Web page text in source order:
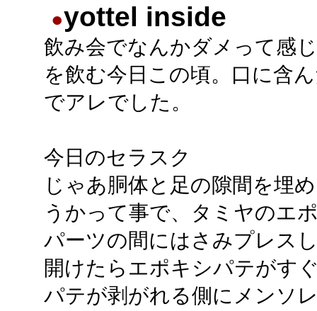
●yottel inside
飲み会でなんかダメって感
を飲む今日この頃。口に含
でアレでした。
今日のセラスク
じゃあ胴体と足の隙間を埋
うかって事で、タミヤのエ
パーツの間にはさみプレス
開けたらエポキシパテがす
パテが剥がれる側にメンソ